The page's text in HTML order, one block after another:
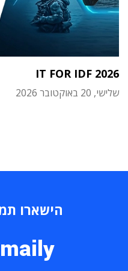
IT FOR IDF 2026
שלישי, 20 באוקטובר 2026
הישארו
maily